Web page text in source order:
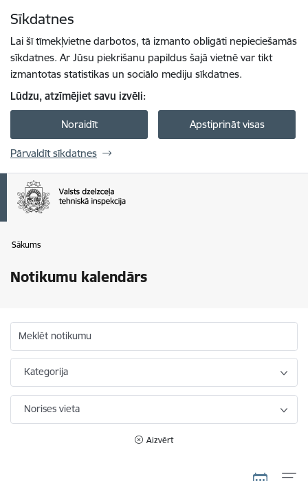
Sīkdatnes
Lai šī tīmekļvietne darbotos, tā izmanto obligāti nepieciešamās
sīkdatnes. Ar Jūsu piekrišanu papildus šajā vietnē var tikt
izmantotas statistikas un sociālo mediju sīkdatnes.
Lūdzu, atzīmējiet savu izvēli:
Noraidīt Apstiprināt visas
Pārvaldīt sīkdatnes
Sākums
Notikumu kalendārs
Meklēt notikumu
Kategorija
Norises vieta
Aizvērt